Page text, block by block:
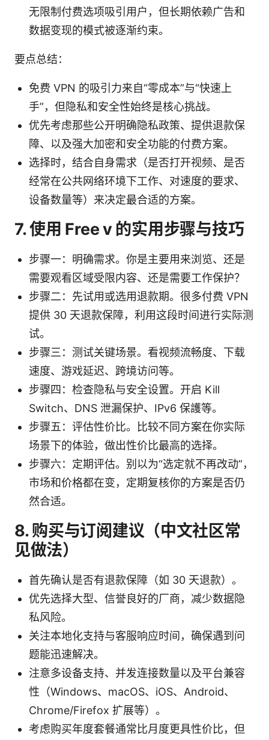
无限制付费选项吸引用户，但长期依赖广告和
数据变现的模式被逐渐约束。
要点总结：
免费 VPN 的吸引力来自“零成本”与“快速上
手”，但隐私和安全性始终是核心挑战。
优先考虑那些公开明确隐私政策、提供退款保
障、以及强大加密和安全功能的付费方案。
选择时，结合自身需求（是否打开视频、是否
经常在公共网络环境下工作、对速度的要求、
设备数量等）来决定最合适的方案。
7. 使用 Free v 的实用步骤与技巧
步骤一：明确需求。你是主要用来浏览、还是
需要观看区域受限内容、还是需要工作保护？
步骤二：先试用或选用退款期。很多付费 VPN
提供 30 天退款保障，利用这段时间进行实际测
试。
步骤三：测试关键场景。看视频流畅度、下载
速度、游戏延迟、跨境访问等。
步骤四：检查隐私与安全设置。开启 Kill
Switch、DNS 泄漏保护、IPv6 保護等。
步骤五：评估性价比。比较不同方案在你实际
场景下的体验，做出性价比最高的选择。
步骤六：定期评估。别以为“选定就不再改动”，
市场和价格都在变，定期复核你的方案是否仍
然合适。
8. 购买与订阅建议（中文社区常
见做法）
首先确认是否有退款保障（如 30 天退款）。
优先选择大型、信誉良好的厂商，减少数据隐
私风险。
关注本地化支持与客服响应时间，确保遇到问
题能迅速解决。
注意多设备支持、并发连接数量以及平台兼容
性（Windows、macOS、iOS、Android、
Chrome/Firefox 扩展等）。
考虑购买年度套餐通常比月度更具性价比，但